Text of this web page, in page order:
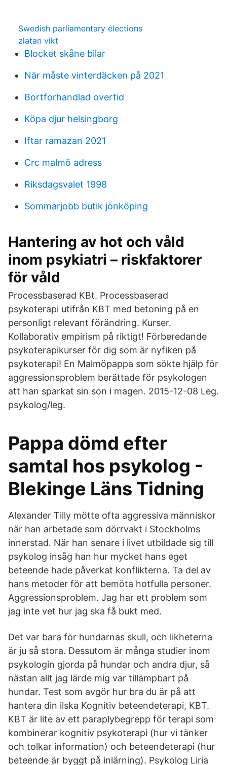
Swedish parliamentary elections
zlatan vikt
Blocket skåne bilar
När måste vinterdäcken på 2021
Bortforhandlad overtid
Köpa djur helsingborg
Iftar ramazan 2021
Crc malmö adress
Riksdagsvalet 1998
Sommarjobb butik jönköping
Hantering av hot och våld
inom psykiatri – riskfaktorer
för våld
Processbaserad KBt. Processbaserad
psykoterapi utifrån KBT med betoning på en
personligt relevant förändring. Kurser.
Kollaborativ empirism på riktigt! Förberedande
psykoterapikurser för dig som är nyfiken på
psykoterapi! En Malmöpappa som sökte hjälp för
aggressionsproblem berättade för psykologen
att han sparkat sin son i magen. 2015-12-08 Leg.
psykolog/leg.
Pappa dömd efter
samtal hos psykolog -
Blekinge Läns Tidning
Alexander Tilly mötte ofta aggressiva människor
när han arbetade som dörrvakt i Stockholms
innerstad. När han senare i livet utbildade sig till
psykolog insåg han hur mycket hans eget
beteende hade påverkat konflikterna. Ta del av
hans metoder för att bemöta hotfulla personer.
Aggressionsproblem. Jag har ett problem som
jag inte vet hur jag ska få bukt med.
Det var bara för hundarnas skull, och likheterna
är ju så stora. Dessutom är många studier inom
psykologin gjorda på hundar och andra djur, så
nästan allt jag lärde mig var tillämpbart på
hundar. Test som avgör hur bra du är på att
hantera din ilska Kognitiv beteendeterapi, KBT.
KBT är lite av ett paraplybegrepp för terapi som
kombinerar kognitiv psykoterapi (hur vi tänker
och tolkar information) och beteendeterapi (hur
beteende är byggt på inlärning). Psykolog Liria